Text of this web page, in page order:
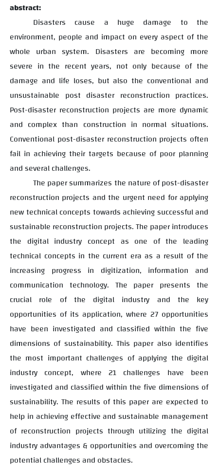
abstract:
Disasters cause a huge damage to the
environment, people and impact on every aspect of the
whole urban system. Disasters are becoming more
severe in the recent years, not only because of the
damage and life loses, but also the conventional and
unsustainable post disaster reconstruction practices.
Post-disaster reconstruction projects are more dynamic
and complex than construction in normal situations.
Conventional post-disaster reconstruction projects often
fail in achieving their targets because of poor planning
and several challenges.
The paper summarizes the nature of post-disaster
reconstruction projects and the urgent need for applying
new technical concepts towards achieving successful and
sustainable reconstruction projects. The paper introduces
the digital industry concept as one of the leading
technical concepts in the current era as a result of the
increasing progress in digitization, information and
communication technology. The paper presents the
crucial role of the digital industry and the key
opportunities of its application, where 27 opportunities
have been investigated and classified within the five
dimensions of sustainability. This paper also identifies
the most important challenges of applying the digital
industry concept, where 21 challenges have been
investigated and classified within the five dimensions of
sustainability. The results of this paper are expected to
help in achieving effective and sustainable management
of reconstruction projects through utilizing the digital
industry advantages & opportunities and overcoming the
potential challenges and obstacles.